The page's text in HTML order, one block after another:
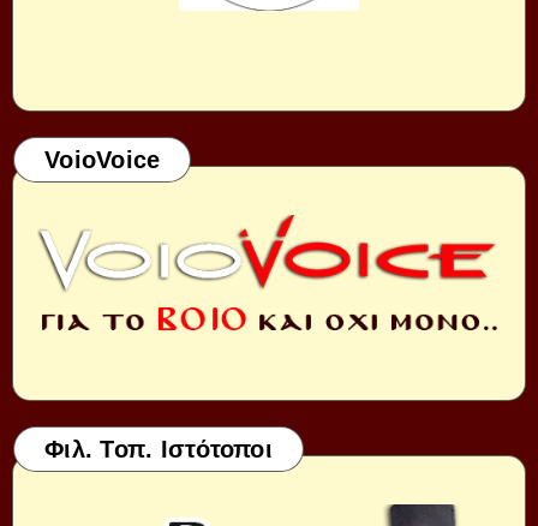
VoioVoice
Φιλ. Τοπ. Ιστότοποι